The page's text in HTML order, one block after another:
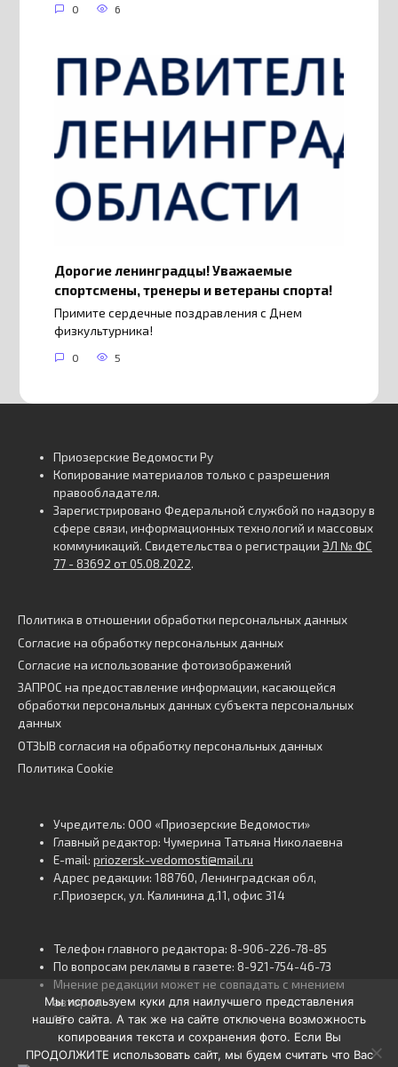
0 6
Дорогие ленинградцы! Уважаемые
спортсмены, тренеры и ветераны спорта!
Примите сердечные поздравления с Днем
физкультурника!
0 5
Приозерские Ведомости Ру
Копирование материалов только с разрешения
правообладателя.
Зарегистрировано Федеральной службой по надзору в
сфере связи, информационных технологий и массовых
коммуникаций. Свидетельства о регистрации ЭЛ № ФС
77 - 83692 от 05.08.2022.
Политика в отношении обработки персональных данных
Согласие на обработку персональных данных
Согласие на использование фотоизображений
ЗАПРОС на предоставление информации, касающейся
обработки персональных данных субъекта персональных
данных
ОТЗЫВ согласия на обработку персональных данных
Политика Cookie
Учредитель: ООО «Приозерские Ведомости»
Главный редактор: Чумерина Татьяна Николаевна
E-mail: priozersk-vedomosti@mail.ru
Адрес редакции: 188760, Ленинградская обл,
г.Приозерск, ул. Калинина д.11, офис 314
Телефон главного редактора: 8-906-226-78-85
По вопросам рекламы в газете: 8-921-754-46-73
Мнение редакции может не совпадать с мнением
авторов.
16+
Мы используем куки для наилучшего представления
нашего сайта. А так же на сайте отключена возможность
копирования текста и сохранения фото. Если Вы
ПРОДОЛЖИТЕ использовать сайт, мы будем считать что Вас